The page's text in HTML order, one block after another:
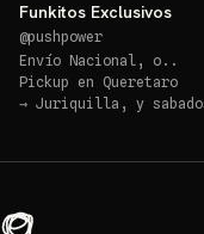
Funkitos Exclusivos
@pushpower
Envío Nacional, o..
Pickup en Queretaro
→ Juriquilla, y sabados en Plaza del